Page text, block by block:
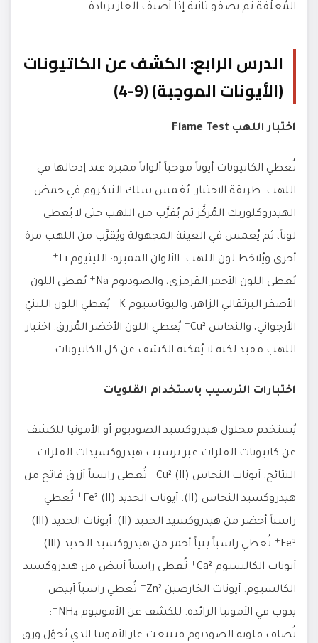
المُعلَّقة ثم يصفو ثانية إذا أُضيف الغاز بزيادة.
الدرس الرابع: الكشف عن الكاتيونات
(الأيونات الموجبة) (9-4)
اختبار اللهب Flame Test
تُعطي الكاتيونات أيوناً موجباً ألواناً مميزة عند إدخالها في
اللهب. طريقة الاختبار: يُغمس سلك النيكروم في حمض
الهيدروكلوريك المُركَّز ثم يُقرَّب من اللهب حتى لا يُعطي
لوناً، ثم يُغمس في العينة المجهولة ويُقرَّب من اللهب مرة
أخرى ويُلاحَظ لون اللهب. الألوان المميزة: الليثيوم Li⁺
يُعطي اللون الأحمر القرمزي، والصوديوم Na⁺ يُعطي اللون
الأصفر البرتقالي الزاهر، والبوتاسيوم K⁺ يُعطي اللون اللبنيّ
الأرجواني، والنحاس Cu²⁺ يُعطي اللون الأخضر المُزرق. اختبار
اللهب مفيد لكنه لا يُمكنه الكشف عن كل الكاتيونات.
اختبارات الترسيب باستخدام القلويات
يُستخدم محلول هيدروكسيد الصوديوم أو الأمونيا للكشف
عن كاتيونات الفلزات عبر ترسيب هيدروكسيدات الفلزات.
النتائج: أيونات النحاس (II) Cu²⁺ تُعطي راسباً أزرق فاتح من
هيدروكسيد النحاس (II). أيونات الحديد (II) Fe²⁺ تُعطي
راسباً أخضر من هيدروكسيد الحديد (II). أيونات الحديد (III)
Fe³⁺ تُعطي راسباً بنياً أحمر من هيدروكسيد الحديد (III).
أيونات الكالسيوم Ca²⁺ تُعطي راسباً أبيض من هيدروكسيد
الكالسيوم. أيونات الخارصين Zn²⁺ تُعطي راسباً أبيض
يذوب في الأمونيا الزائدة. للكشف عن الأمونيوم NH₄⁺:
تُضاف قلوية الصوديوم فينبعث غاز الأمونيا الذي يُحوّل ورق